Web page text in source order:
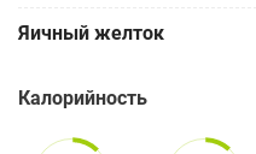
Яичный желток
Калорийность